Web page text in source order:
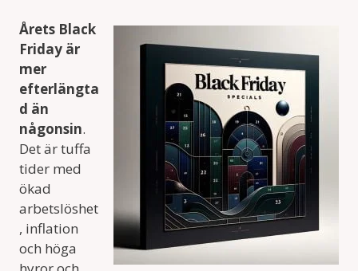
Årets Black
Friday är
mer
efterlängta
d än
någonsin.
Det är tuffa
tider med
ökad
arbetslöshet
, inflation
och höga